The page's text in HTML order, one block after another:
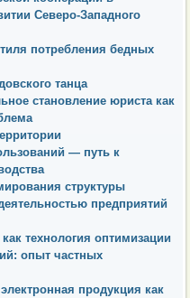
Северо-Западного
потребления бедных
танца
становление юриста как
— путь к
структуры
предприятий
технология оптимизации
опыт частных
продукция как